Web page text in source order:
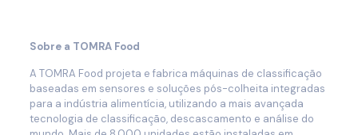
Sobre a TOMRA Food
A TOMRA Food projeta e fabrica máquinas de classificação
baseadas em sensores e soluções pós-colheita integradas
para a indústria alimentícia, utilizando a mais avançada
tecnologia de classificação, descascamento e análise do